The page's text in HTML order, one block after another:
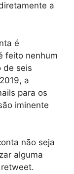
a
é
feito nenhum
de seis
a
para os
iminente
não seja
alguma